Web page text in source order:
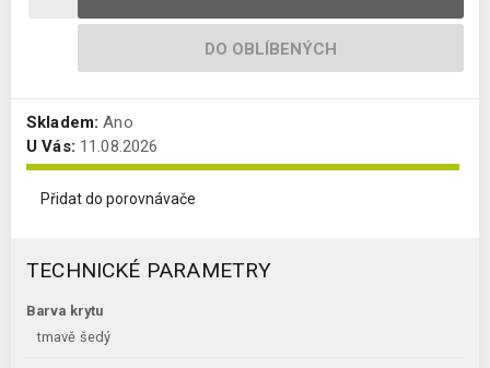
DO OBLÍBENÝCH
Skladem: Ano
U Vás: 11.08.2026
Přidat do porovnávače
TECHNICKÉ PARAMETRY
Barva krytu
tmavě šedý